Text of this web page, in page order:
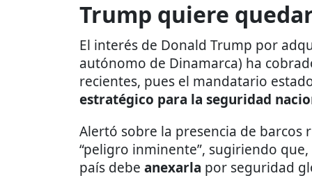
Trump quiere
El interés de Donald Trump por
autónomo de Dinamarca) ha
recientes, pues el mandatario
estratégico para la seguridad
Alertó sobre la presencia de barcos
“peligro inminente”, sugiriendo
país debe anexarla por seguridad